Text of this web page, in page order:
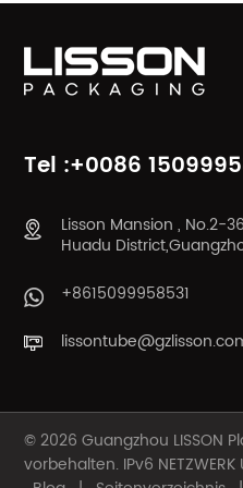
ERFAHREN SIE
Tel :+0086
Lisson Mansion , No.2-
Huadu
+8615099958531
© 2026 Guangzhou LISSON
vorbehalten. IPv6 NETZWERK